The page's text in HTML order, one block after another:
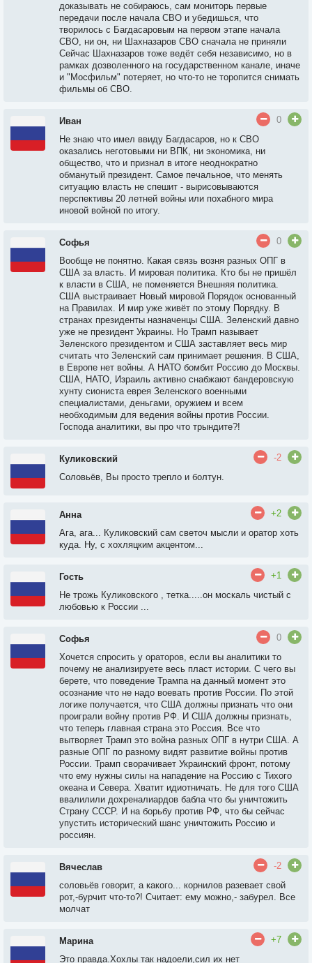
доказывать не собираюсь, сам мониторь первые
передачи после начала СВО и убедишься, что
творилось с Багдасаровым на первом этапе начала
СВО, ни он, ни Шахназаров СВО сначала не приняли
Сейчас Шахназаров тоже ведёт себя независимо, но в
рамках дозволенного на государственном канале, иначе
и "Мосфильм" потеряет, но что-то не торопится снимать
фильмы об СВО.
Иван
0
Не знаю что имел ввиду Багдасаров, но к СВО
оказались неготовыми ни ВПК, ни экономика, ни
общество, что и признал в итоге неоднократно
обманутый президент. Самое печальное, что менять
ситуацию власть не спешит - вырисовываются
перспективы 20 летней войны или похабного мира
иновой войной по итогу.
Софья
0
Вообще не понятно. Какая связь возня разных ОПГ в
США за власть. И мировая политика. Кто бы не пришёл
к власти в США, не поменяется Внешняя политика.
США выстраивает Новый мировой Порядок основанный
на Правилах. И мир уже живёт по этому Порядку. В
странах президенты назначенцы США. Зеленский давно
уже не президент Украины. Но Трамп называет
Зеленского президентом и США заставляет весь мир
считать что Зеленский сам принимает решения. В США,
в Европе нет войны. А НАТО бомбит Россию до Москвы.
США, НАТО, Израиль активно снабжают бандеровскую
хунту сиониста еврея Зеленского военными
специалистами, деньгами, оружием и всем
необходимым для ведения войны против России.
Господа аналитики, вы про что трындите?!
Куликовский
-2
Соловьёв, Вы просто трепло и болтун.
Анна
+2
Ага, ага... Куликовский сам светоч мысли и оратор хоть
куда. Ну, с хохляцким акцентом...
Гость
+1
Не трожь Куликовского , тетка.....он москаль чистый с
любовью к России ...
Софья
0
Хочется спросить у ораторов, если вы аналитики то
почему не анализируете весь пласт истории. С чего вы
берете, что поведение Трампа на данный момент это
осознание что не надо воевать против России. По этой
логике получается, что США должны признать что они
проиграли войну против РФ. И США должны признать,
что теперь главная страна это Россия. Все что
вытворяет Трамп это война разных ОПГ в нутри США. А
разные ОПГ по разному видят развитие войны против
России. Трамп сворачивает Украинский фронт, потому
что ему нужны силы на нападение на Россию с Тихого
океана и Севера. Хватит идиотничать. Не для того США
ввалилили дохреналиардов бабла что бы уничтожить
Страну СССР. И на борьбу против РФ, что бы сейчас
упустить исторический шанс уничтожить Россию и
россиян.
Вячеслав
-2
соловьёв говорит, а какого... корнилов разевает свой
рот,-бурчит что-то?! Считает: ему можно,- забурел. Все
молчат
Марина
+7
Это правда.Хохлы так надоели,сил их нет